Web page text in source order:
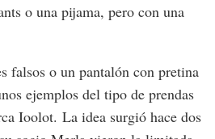
o una pijama, pero con una
falsos o un pantalón con pretina
ejemplos del tipo de prendas
Ioolot. La idea surgió hace dos